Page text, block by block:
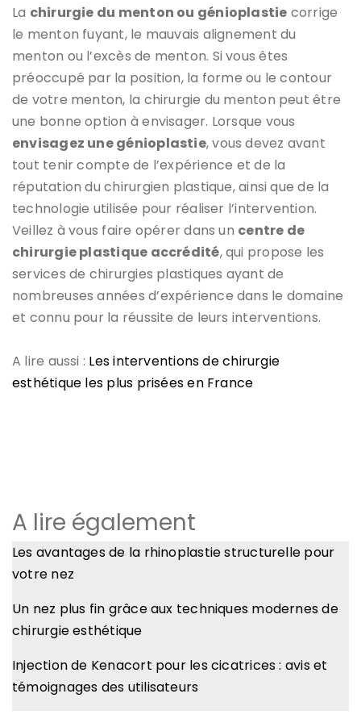
La chirurgie du menton ou génioplastie corrige
le menton fuyant, le mauvais alignement du
menton ou l’excès de menton. Si vous êtes
préoccupé par la position, la forme ou le contour
de votre menton, la chirurgie du menton peut être
une bonne option à envisager. Lorsque vous
envisagez une génioplastie, vous devez avant
tout tenir compte de l’expérience et de la
réputation du chirurgien plastique, ainsi que de la
technologie utilisée pour réaliser l’intervention.
Veillez à vous faire opérer dans un centre de
chirurgie plastique accrédité, qui propose les
services de chirurgies plastiques ayant de
nombreuses années d’expérience dans le domaine
et connu pour la réussite de leurs interventions.
A lire aussi : Les interventions de chirurgie
esthétique les plus prisées en France
A lire également
Les avantages de la rhinoplastie structurelle pour
votre nez
Un nez plus fin grâce aux techniques modernes de
chirurgie esthétique
Injection de Kenacort pour les cicatrices : avis et
témoignages des utilisateurs